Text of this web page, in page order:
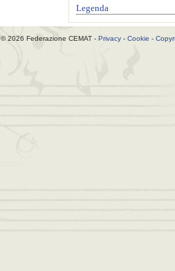
Legenda
© 2026 Federazione CEMAT - Privacy- Cookie -